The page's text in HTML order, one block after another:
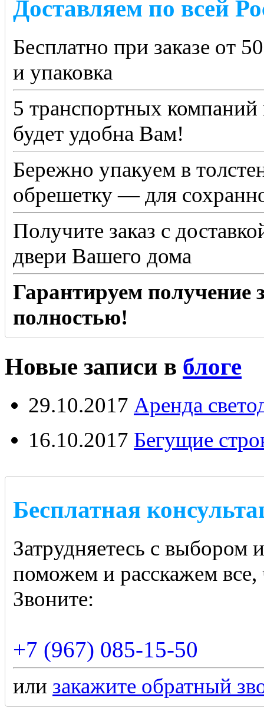
Доставляем по всей
Бесплатно при заказе от
и упаковка
5 транспортных
будет удобна Вам!
Бережно упакуем в
обрешетку — для
Получите заказ с
двери Вашего дома
Гарантируем получение
полностью!
Новые записи в блоге
29.10.2017 Аренда
16.10.2017 Бегущие
Бесплатная
Затрудняетесь с
поможем и расскажем все,
Звоните:
+7 (967) 085-15-50
или закажите обратный